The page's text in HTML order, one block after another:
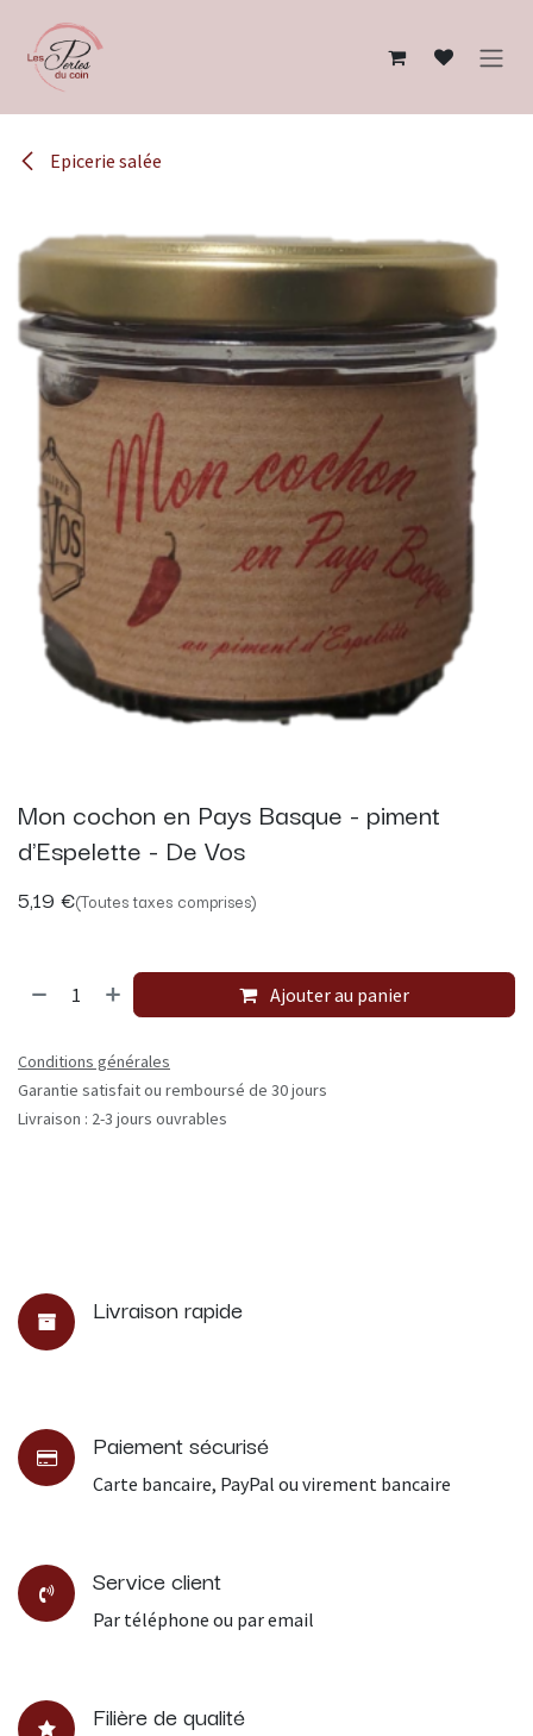
Epicerie salée
Mon cochon en Pays Basque - piment
d'Espelette - De Vos
5,19 €(Toutes taxes comprises)
Ajouter au panier
Conditions générales
Garantie satisfait ou remboursé de 30 jours
Livraison : 2-3 jours ouvrables
Livraison rapide
Paiement sécurisé
Carte bancaire, PayPal ou virement bancaire
Service client
Par téléphone ou par email
Filière de qualité